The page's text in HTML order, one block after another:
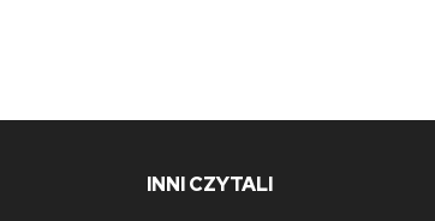
INNI CZYTALI